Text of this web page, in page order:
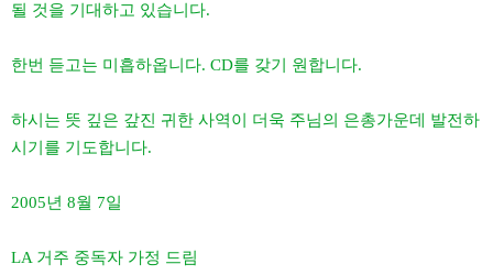
될 것을 기대하고 있습니다.
한번 듣고는 미흡하옵니다. CD를 갖기 원합니다.
하시는 뜻 깊은 갚진 귀한 사역이 더욱 주님의 은총가운데 발전하
시기를 기도합니다.
2005년 8월 7일
LA 거주 중독자 가정 드림